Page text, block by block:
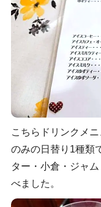
こちらドリンクメ
のみの日替り1種類
ター・小倉・ジャ
べました。